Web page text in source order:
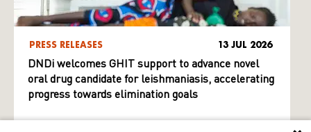
PRESS RELEASES 13 JUL 2026
DNDi welcomes GHIT support to advance novel
oral drug candidate for leishmaniasis, accelerating
progress towards elimination goals